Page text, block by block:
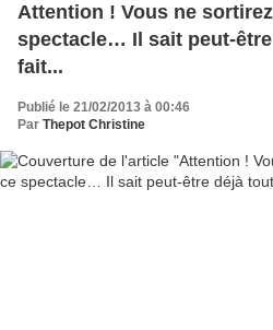
Attention ! Vous ne
spectacle… Il sait peut-être
fait...
Publié le 21/02/2013 à 00:46
Par Thepot Christine